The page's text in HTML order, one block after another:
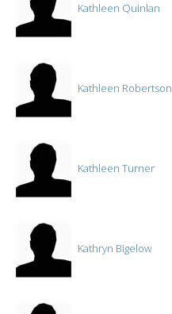
Kathleen Quinlan
Kathleen Robertson
Kathleen Turner
Kathryn Bigelow